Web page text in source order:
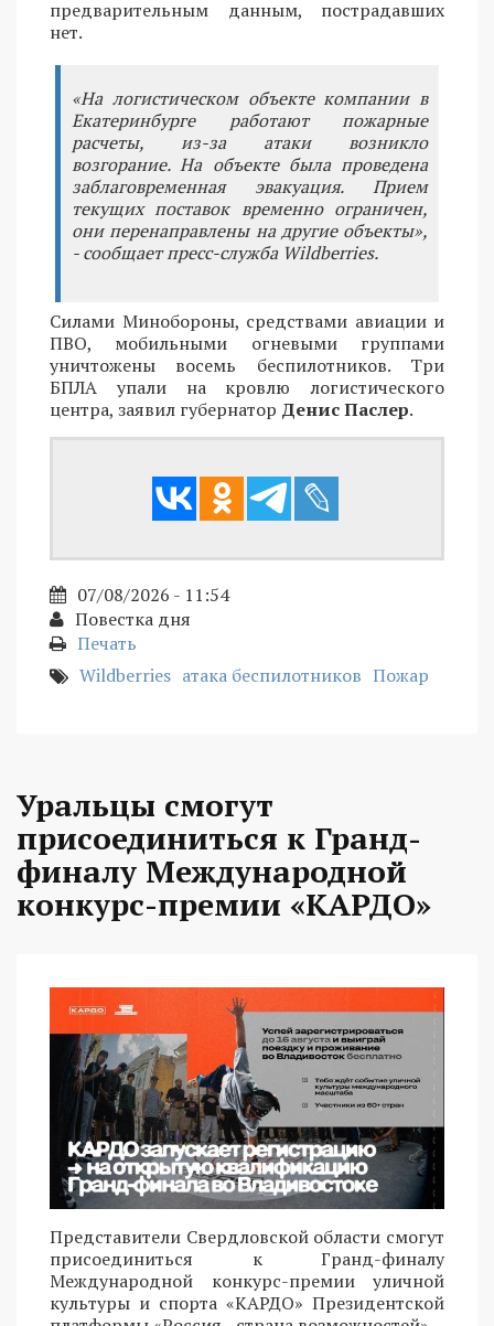
предварительным данным, пострадавших
нет.
«На логистическом объекте компании в
Екатеринбурге работают пожарные
расчеты, из-за атаки возникло
возгорание. На объекте была проведена
заблаговременная эвакуация. Прием
текущих поставок временно ограничен,
они перенаправлены на другие объекты»,
- сообщает пресс-служба Wildberries.
Силами Минобороны, средствами авиации и
ПВО, мобильными огневыми группами
уничтожены восемь беспилотников. Три
БПЛА упали на кровлю логистического
центра, заявил губернатор Денис Паслер.
07/08/2026 - 11:54
Повестка дня
Печать
Wildberries атака беспилотников Пожар
Уральцы смогут
присоединиться к Гранд-
финалу Международной
конкурс-премии «КАРДО»
Представители Свердловской области смогут
присоединиться к Гранд-финалу
Международной конкурс-премии уличной
культуры и спорта «КАРДО» Президентской